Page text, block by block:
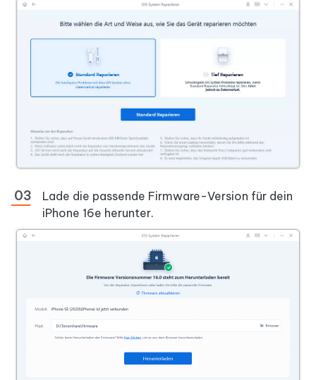
Lade die passende Firmware-Version für dein
iPhone 16e herunter.